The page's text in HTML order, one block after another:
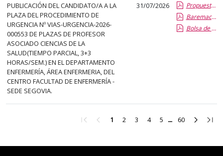
PUBLICACIÓN DEL CANDIDATO/A A LA
PLAZA DEL PROCEDIMIENTO DE
URGENCIA Nº VIAS-URGENCIA-2026-
000553 DE PLAZAS DE PROFESOR
ASOCIADO CIENCIAS DE LA
SALUD(TIEMPO PARCIAL, 3+3
HORAS/SEM.) EN EL DEPARTAMENTO
ENFERMERÍA, ÁREA ENFERMERIA, DEL
CENTRO FACULTAD DE ENFERMERÍA -
SEDE SEGOVIA.
31/07/2026
Propuesta Formal de Contratacion por Vias de Urgencia
Baremacion de Candidatos
Bolsa de Empleo
Ir
primera
Ir
página
1 2Ir
página
3
página
4Ir
página
5
página
60Ir
página
Ir
página
Ir